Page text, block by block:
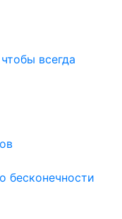
всегда
бесконечности